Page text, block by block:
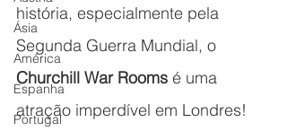
Ásia
América
Espanha
Portugal
história, especialmente pela
Segunda Guerra Mundial, o
Churchill War Rooms é uma
atração imperdível em Londres!